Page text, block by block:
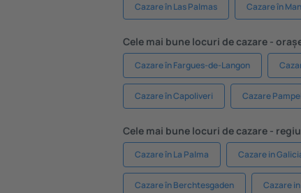
Cazare în Las Palmas Cazare în
Cele mai bune locuri de cazare -
Cazare în Fargues-de-Langon
Cazare în Capoliveri Cazare
Cele mai bune locuri de cazare -
Cazare în La Palma Cazare in
Cazare în Berchtesgaden Cazare